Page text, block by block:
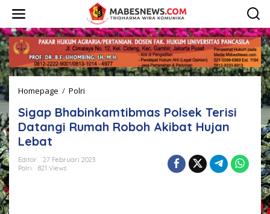
w
a
t
i
k
e
k
o
n
t
e
n
Homepage / Polri
g
a
p
h
Sigap Bhabinkamtibmas Polsek Terisi
Datangi Rumah Roboh Akibat Hujan
Lebat
Editor
27 Februari 2023
Polri
821 Views